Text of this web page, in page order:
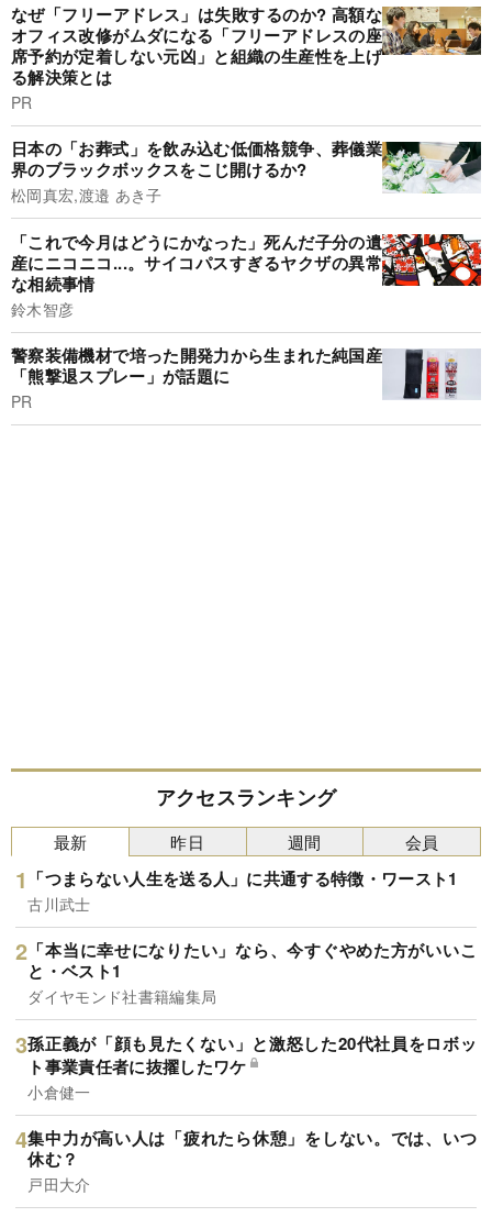
なぜ「フリーアドレス」は失敗するのか? 高額な
オフィス改修がムダになる「フリーアドレスの座
席予約が定着しない元凶」と組織の生産性を上げ
る解決策とは
PR
日本の「お葬式」を飲み込む低価格競争、葬儀業
界のブラックボックスをこじ開けるか?
松岡真宏,渡邉 あき子
「これで今月はどうにかなった」死んだ子分の遺
産にニコニコ...。サイコパスすぎるヤクザの異常
な相続事情
鈴木智彦
警察装備機材で培った開発力から生まれた純国産
「熊撃退スプレー」が話題に
PR
アクセスランキング
最新
「つまらない人生を送る人」に共通する特徴・ワースト1
古川武士
「本当に幸せになりたい」なら、今すぐやめた方がいいこ
と・ベスト1
ダイヤモンド社書籍編集局
孫正義が「顔も見たくない」と激怒した20代社員をロボッ
ト事業責任者に抜擢したワケ
小倉健一
集中力が高い人は「疲れたら休憩」をしない。では、いつ
休む？
戸田大介
昨日 週間 会員